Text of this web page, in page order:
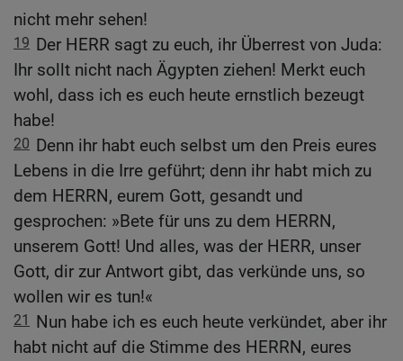
nicht mehr sehen!
19 Der HERR sagt zu euch, ihr Überrest von Juda:
Ihr sollt nicht nach Ägypten ziehen! Merkt euch
wohl, dass ich es euch heute ernstlich bezeugt
habe!
20 Denn ihr habt euch selbst um den Preis eures
Lebens in die Irre geführt; denn ihr habt mich zu
dem HERRN, eurem Gott, gesandt und
gesprochen: »Bete für uns zu dem HERRN,
unserem Gott! Und alles, was der HERR, unser
Gott, dir zur Antwort gibt, das verkünde uns, so
wollen wir es tun!«
21
Nun habe ich es euch heute verkündet, aber ihr
habt nicht auf die Stimme des HERRN, eures